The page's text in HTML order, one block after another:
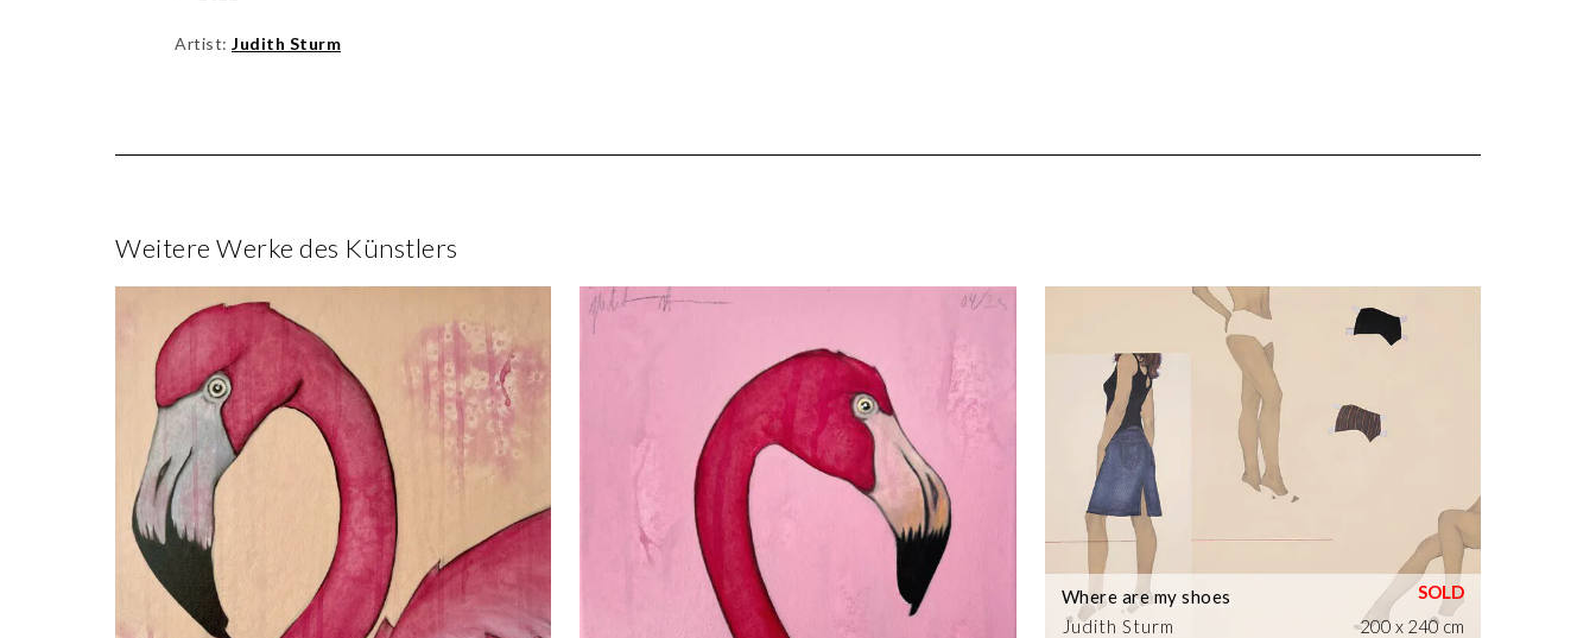
Artist: Judith Sturm
Weitere Werke des Künstlers
Judith Sturm
Where are my shoes
200 x 240 cm